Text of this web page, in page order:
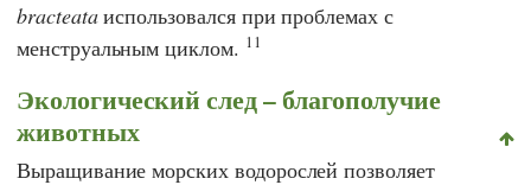
bracteataиспользовался при проблемах с
менструальным циклом. 11
Экологический след – благополучие
животных
Выращивание морских водорослей позволяет